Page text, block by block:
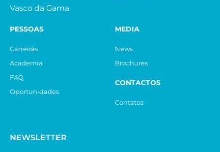
Vasco da Gama
PESSOAS
Carreiras
Academia
FAQ
Oportunidades
MEDIA
News
Brochures
CONTACTOS
Contatos
NEWSLETTER